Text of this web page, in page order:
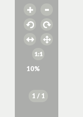
10%
1 / 1